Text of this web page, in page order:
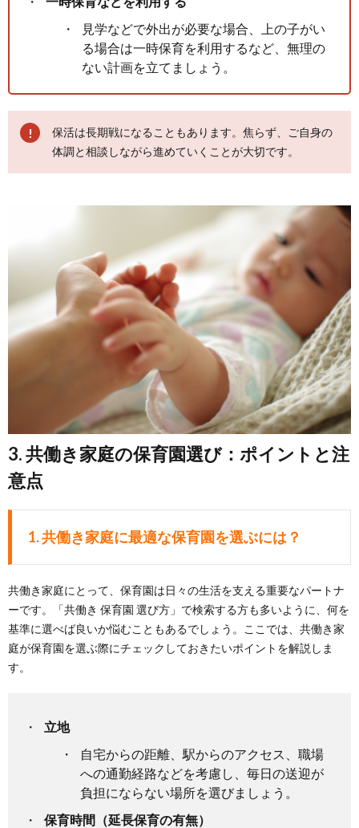
見学などで外出が必要な場合、上の子がい
る場合は一時保育を利用するなど、無理の
ない計画を立てましょう。
保活は長期戦になることもあります。焦らず、ご自身の
体調と相談しながら進めていくことが大切です。
3. 共働き家庭の保育園選び：ポイントと注
意点
1. 共働き家庭に最適な保育園を選ぶには？
共働き家庭にとって、保育園は日々の生活を支える重要なパートナ
ーです。「共働き 保育園 選び方」で検索する方も多いように、何を
基準に選べば良いか悩むこともあるでしょう。ここでは、共働き家
庭が保育園を選ぶ際にチェックしておきたいポイントを解説しま
す。
立地
自宅からの距離、駅からのアクセス、職場
への通勤経路などを考慮し、毎日の送迎が
負担にならない場所を選びましょう。
保育時間（延長保育の有無）